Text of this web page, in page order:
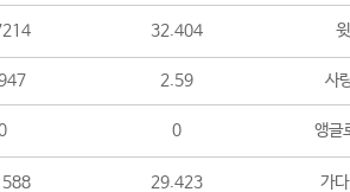
32.404
2.59 사
0 앵글
29.423 가